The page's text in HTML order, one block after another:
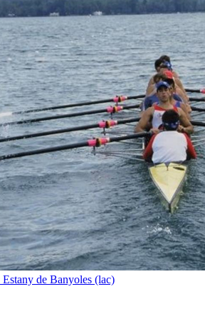
Estany de Banyoles (lac)